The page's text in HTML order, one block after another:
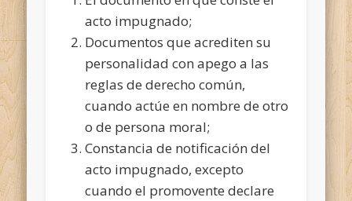
acto impugnado;
Documentos que acrediten su
personalidad con apego a las
reglas de derecho común,
cuando actúe en nombre de otro
o de persona moral;
Constancia de notificación del
acto impugnado, excepto
cuando el promovente declare